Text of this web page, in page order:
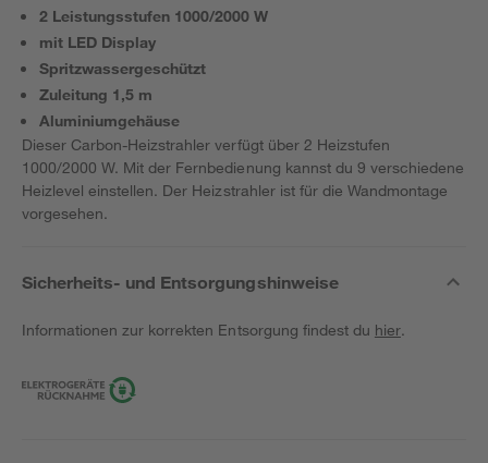
2 Leistungsstufen 1000/2000 W
mit LED Display
Spritzwassergeschützt
Zuleitung 1,5 m
Aluminiumgehäuse
Dieser Carbon-Heizstrahler verfügt über 2 Heizstufen
1000/2000 W. Mit der Fernbedienung kannst du 9 verschiedene
Heizlevel einstellen. Der Heizstrahler ist für die Wandmontage
vorgesehen.
Sicherheits- und Entsorgungshinweise
Informationen zur korrekten Entsorgung findest du hier.